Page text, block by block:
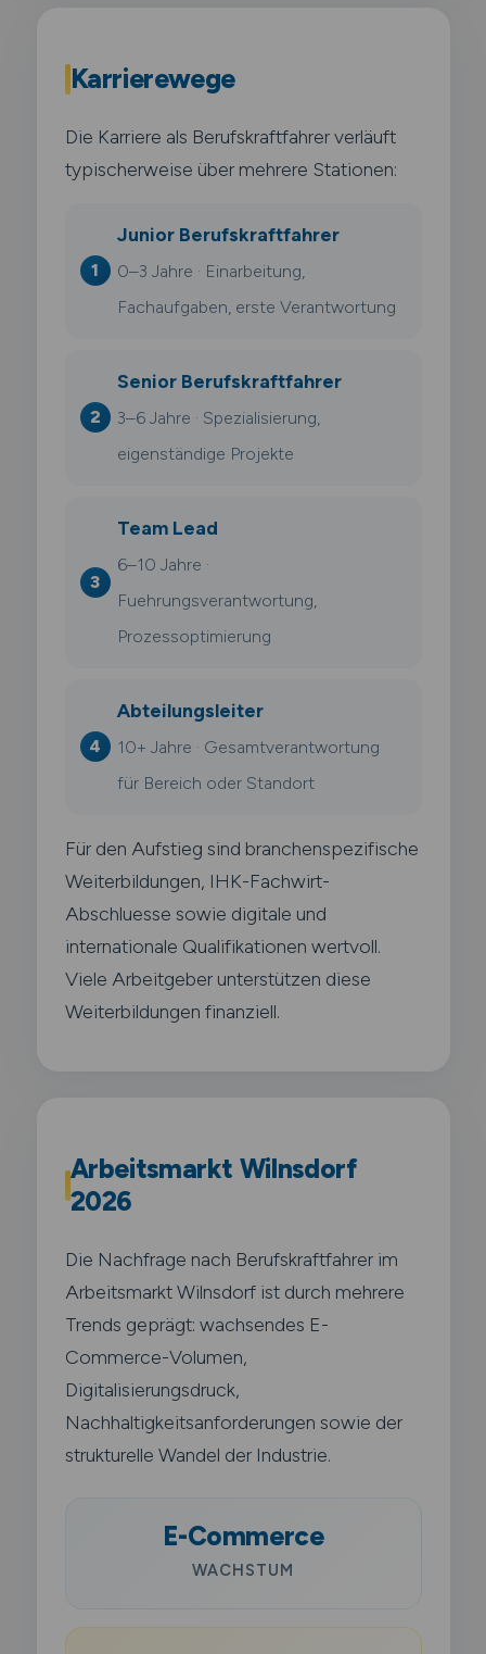
Karrierewege
Die Karriere als Berufskraftfahrer verläuft
typischerweise über mehrere Stationen:
Junior Berufskraftfahrer
0–3 Jahre · Einarbeitung,
Fachaufgaben, erste Verantwortung
Senior Berufskraftfahrer
3–6 Jahre · Spezialisierung,
eigenständige Projekte
Team Lead
6–10 Jahre ·
Fuehrungsverantwortung,
Prozessoptimierung
Abteilungsleiter
10+ Jahre · Gesamtverantwortung
für Bereich oder Standort
Für den Aufstieg sind branchenspezifische
Weiterbildungen, IHK-Fachwirt-
Abschluesse sowie digitale und
internationale Qualifikationen wertvoll.
Viele Arbeitgeber unterstützen diese
Weiterbildungen finanziell.
Arbeitsmarkt Wilnsdorf
2026
Die Nachfrage nach Berufskraftfahrer im
Arbeitsmarkt Wilnsdorf ist durch mehrere
Trends geprägt: wachsendes E-
Commerce-Volumen,
Digitalisierungsdruck,
Nachhaltigkeitsanforderungen sowie der
strukturelle Wandel der Industrie.
E-Commerce
WACHSTUM